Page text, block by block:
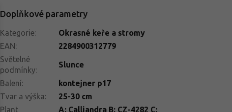
Doplňkové parametry
Kategorie:
Okrasné keře a stromy
EAN:
2284900312779
Světelné
podmínky:
Slunce
Balení:
kontejner p17
Tvar a výška:
25-30 cm
Plant
A: Calliandra B: CZ-4282 C: